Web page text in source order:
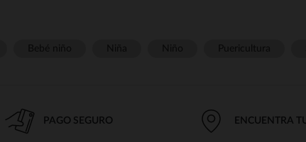
PAGO SEGURO ENCUENTRA